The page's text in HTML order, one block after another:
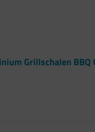
Grillschalen